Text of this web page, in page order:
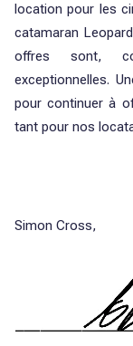
location pour les
catamaran
offres sont,
exceptionnelles.
pour continuer à
tant pour nos
Simon Cross,